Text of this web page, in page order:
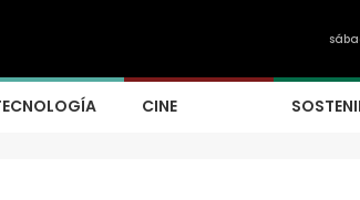
CINE